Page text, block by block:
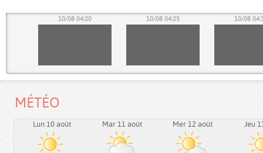
10/08 04:20 10/08 04:25 10/08
MÉTÉO
Lun 10 août Mar 11 août Mer 12 août Jeu